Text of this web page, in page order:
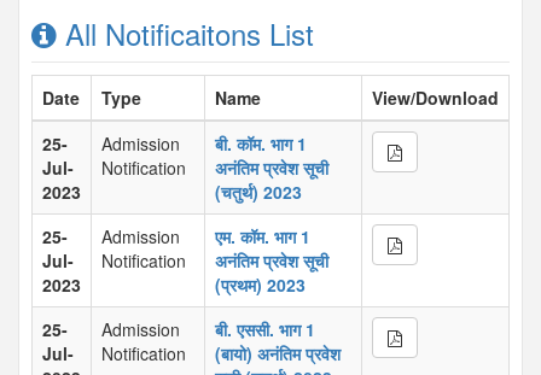
All Notificaitons List
Date Type Name
View/Download
25-
Jul-
2023
Admission
Notification
बी. कॉम. भाग 1
अनंतिम प्रवेश सूची
(चतुर्थ) 2023
25-
Jul-
2023
Admission
Notification
एम. कॉम. भाग 1
अनंतिम प्रवेश सूची
(प्रथम) 2023
25-
Jul-
Admission
Notification
बी. एससी. भाग 1
(बायो) अनंतिम प्रवेश